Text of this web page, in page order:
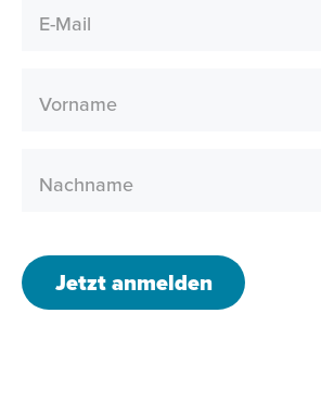
E-Mail
Vorname
Nachname
Jetzt anmelden